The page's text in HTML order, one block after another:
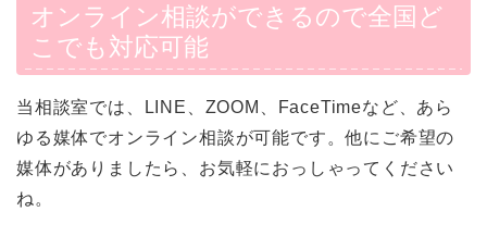
オンライン相談ができるので全国ど
こでも対応可能
当相談室では、LINE、ZOOM、FaceTimeなど、あら
ゆる媒体でオンライン相談が可能です。他にご希望の
媒体がありましたら、お気軽におっしゃってください
ね。